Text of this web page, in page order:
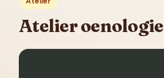
Atelier oenologie